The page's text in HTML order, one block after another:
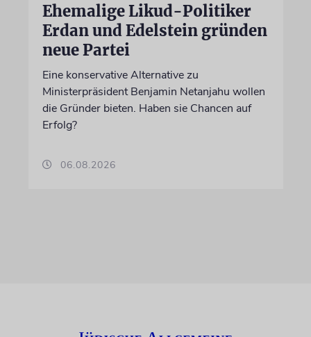
Ehemalige Likud-Politiker
Erdan und Edelstein gründen
neue Partei
Eine konservative Alternative zu
Ministerpräsident Benjamin Netanjahu wollen
die Gründer bieten. Haben sie Chancen auf
Erfolg?
06.08.2026